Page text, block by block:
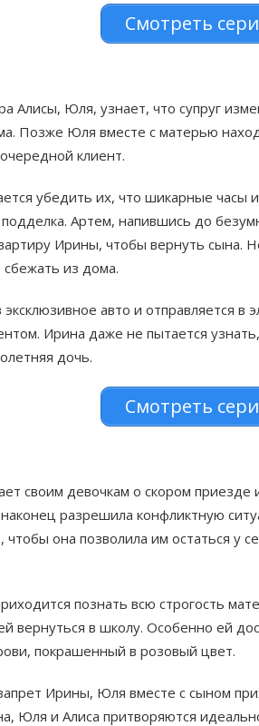
Смотреть
Алисы, Юля, узнает, что супруг
Позже Юля вместе с матерью
клиент.
убедить их, что шикарные часы
подделка. Артем, напившись до
Ирины, чтобы вернуть сына.
из дома.
авто и отправляется в
Ирина даже не пытается
дочь.
Смотреть
своим девочкам о скором
разрешила конфликтную
чтобы она позволила им остаться у
познать всю строгость
вернуться в школу. Особенно ей
покрашенный в розовый цвет.
Ирины, Юля вместе с сыном
Юля и Алиса притворяются